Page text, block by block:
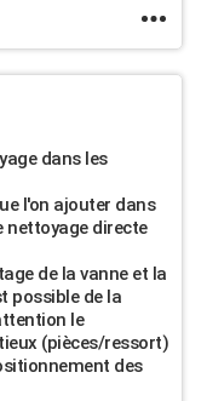
dans les
l'on ajouter dans
nettoyage directe
de la vanne et la
possible de la
le
(pièces/ressort)
des